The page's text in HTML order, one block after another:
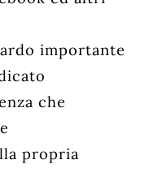
importante
che
propria